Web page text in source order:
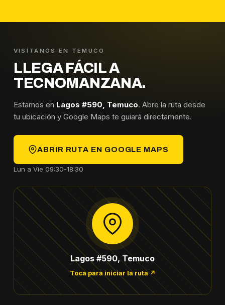
VISÍTANOS EN TEMUCO
LLEGA FÁCIL A
TECNOMANZANA.
Estamos en Lagos #590, Temuco. Abre la ruta desde
tu ubicación y Google Maps te guiará directamente.
ABRIR RUTA EN GOOGLE MAPS
Lun a Vie 09:30-18:30
Lagos #590, Temuco
Toca para iniciar la ruta ↗